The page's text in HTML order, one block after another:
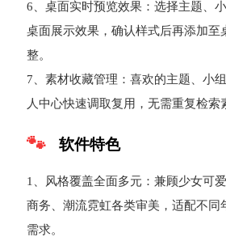
6、桌面实时预览效果：选择主题、
桌面展示效果，确认样式后再添加至
整。
7、素材收藏管理：喜欢的主题、小
人中心快速调取复用，无需重复检索
软件特色
1、风格覆盖全面多元：兼顾少女可
商务、潮流霓虹各类审美，适配不同
需求。